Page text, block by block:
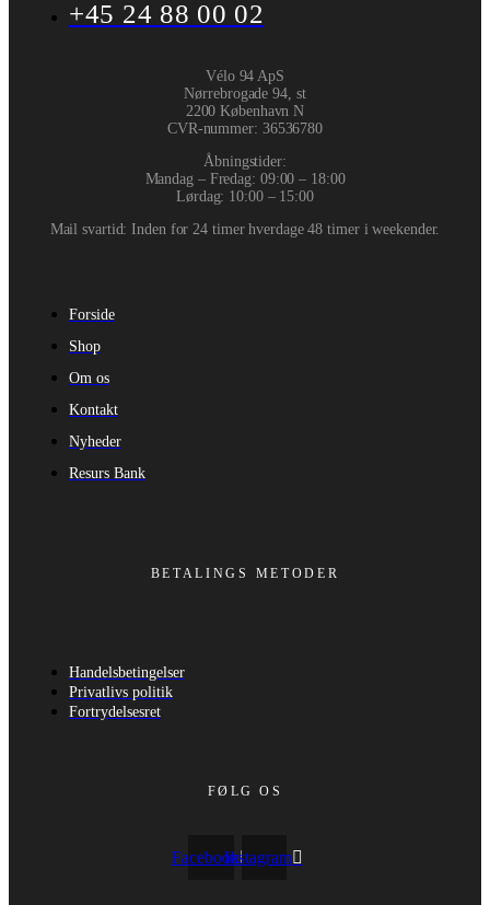
+45 24 88 00 02
Vélo 94 ApS
Nørrebrogade 94, st
2200 København N
CVR-nummer: 36536780
Åbningstider:
Mandag – Fredag: 09:00 – 18:00
Lørdag: 10:00 – 15:00
Mail svartid: Inden for 24 timer hverdage 48 timer i weekender.
Forside
Shop
Om os
Kontakt
Nyheder
Resurs Bank
BETALINGS METODER
Handelsbetingelser
Privatlivs politik
Fortrydelsesret
FØLG OS
FacebookInstagram